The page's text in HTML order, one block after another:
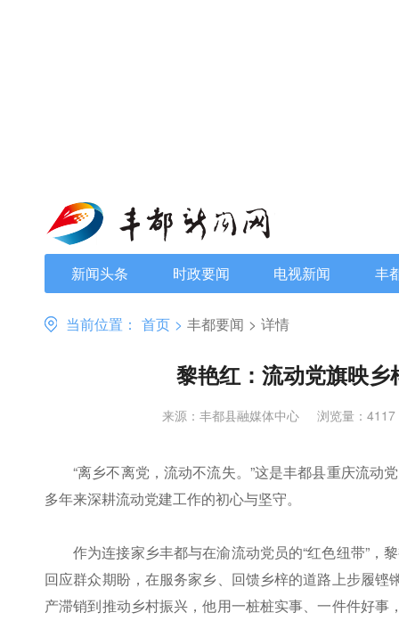
新闻头条 时政要闻 电视新闻 丰
当前位置： 首页 > 丰都要闻 > 详情
黎艳红：流动党旗映
来源：丰都县融媒体中心 浏览量：4117
“离乡不离党，流动不流失。”这是丰都县重庆流动
多年来深耕流动党建工作的初心与坚守。
作为连接家乡丰都与在渝流动党员的“红色纽带”，
回应群众期盼，在服务家乡、回馈乡梓的道路上步履铿
产滞销到推动乡村振兴，他用一桩桩实事、一件件好事